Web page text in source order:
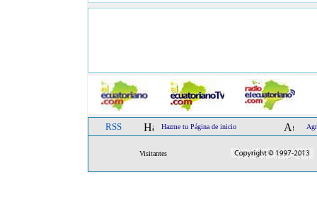
RSS Hazme tu Página de inicio
Visitantes